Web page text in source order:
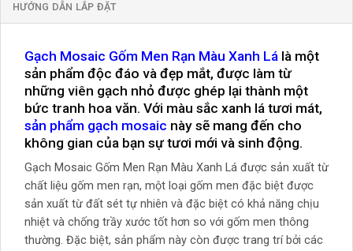
HƯỚNG DẪN LẮP ĐẶT
Gạch Mosaic Gốm Men Rạn Màu Xanh Lá là một
sản phẩm độc đáo và đẹp mắt, được làm từ
những viên gạch nhỏ được ghép lại thành một
bức tranh hoa văn. Với màu sắc xanh lá tươi mát,
sản phẩm gạch mosaic này sẽ mang đến cho
không gian của bạn sự tươi mới và sinh động.
Gạch Mosaic Gốm Men Rạn Màu Xanh Lá được sản xuất từ
chất liệu gốm men rạn, một loại gốm men đặc biệt được
sản xuất từ đất sét tự nhiên và đặc biệt có khả năng chịu
nhiệt và chống trầy xước tốt hơn so với gốm men thông
thường. Đặc biệt, sản phẩm này còn được trang trí bởi các